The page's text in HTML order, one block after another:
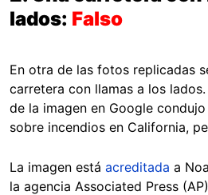
lados: Falso
En otra de las fotos replicadas
carretera con llamas a los
de la imagen en Google condujo
sobre incendios en California,
La imagen está acreditada a
la agencia Associated Press